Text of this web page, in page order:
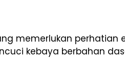
memerlukan perhatian
kebaya berbahan